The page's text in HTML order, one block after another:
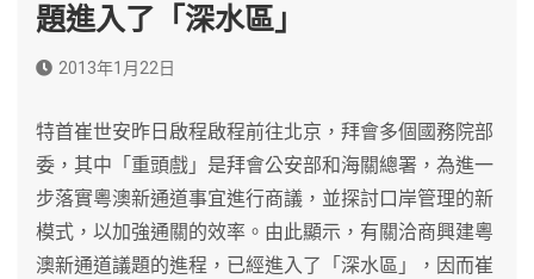
題進入了「深水區」
2013年1月22日
特首崔世安昨日啟程啟程前往北京，拜會多個國務院部
委，其中「重頭戲」是拜會公安部和海關總署，為進一
步落實粵澳新通道事宜進行商議，並探討口岸管理的新
模式，以加強通關的效率。由此顯示，有關洽商興建粵
澳新通道議題的進程，已經進入了「深水區」，因而崔